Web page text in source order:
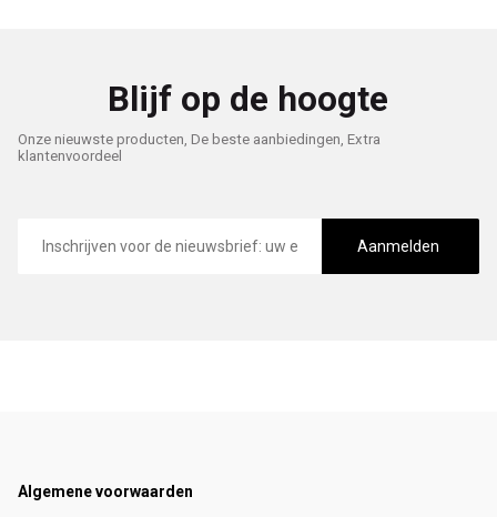
Blijf op de hoogte
Onze nieuwste producten, De beste aanbiedingen, Extra
klantenvoordeel
mailadres
Aanmelden
Footer
Algemene voorwaarden